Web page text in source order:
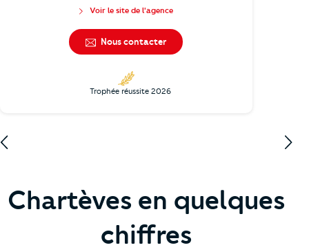
Voir le site de l'agence
Nous contacter
Trophée réussite 2026
Chartèves en quelques
chiffres